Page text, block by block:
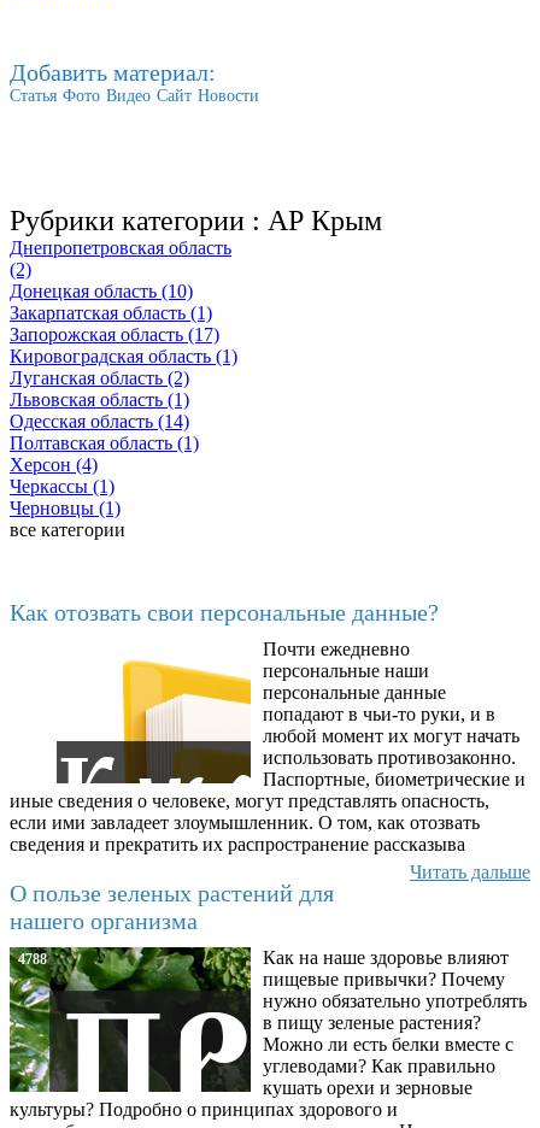
Добавить материал:
Статья Фото Видео Сайт Новости
Рубрики категории : АР Крым
Днепропетровская область
(2)
Донецкая область (10)
Закарпатская область (1)
Запорожская область (17)
Кировоградская область (1)
Луганская область (2)
Львовская область (1)
Одесская область (14)
Полтавская область (1)
Херсон (4)
Черкассы (1)
Черновцы (1)
все категории
Как отозвать свои персональные данные?
Почти ежедневно
персональные наши
персональные данные
попадают в чьи-то руки, и в
любой момент их могут начать
использовать противозаконно.
Паспортные, биометрические и
иные сведения о человеке, могут представлять опасность,
если ими завладеет злоумышленник. О том, как отозвать
сведения и прекратить их распространение рассказыва
Читать дальше
О пользе зеленых растений для
нашего организма
4788
Как на наше здоровье влияют
пищевые привычки? Почему
нужно обязательно употреблять
в пищу зеленые растения?
Можно ли есть белки вместе с
углеводами? Как правильно
кушать орехи и зерновые
культуры? Подробно о принципах здорового и